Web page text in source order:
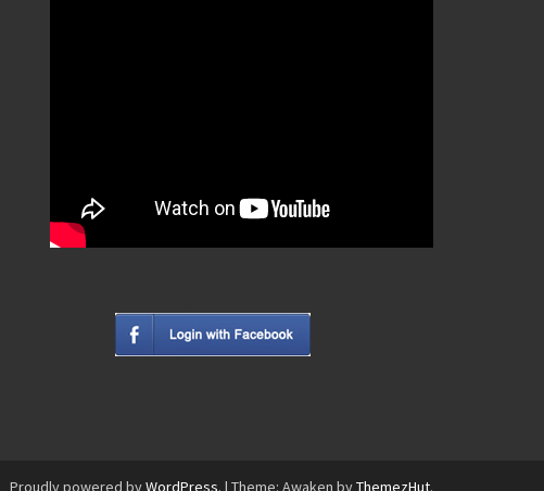
Proudly powered byWordPress. | Theme: Awaken byThemezHut.